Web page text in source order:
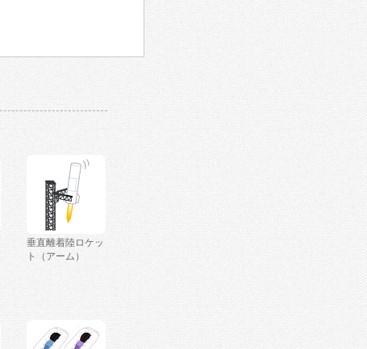
垂直離着陸ロケッ
ト（アーム）